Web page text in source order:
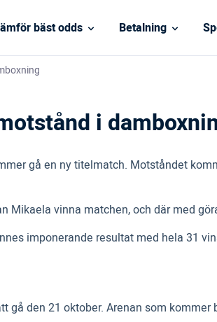
bäst odds Betalning
i
gå en ny titelmatch. Motståndet
vinna matchen, och där med
imponerande resultat med hela 31
den 21 oktober. Arenan som